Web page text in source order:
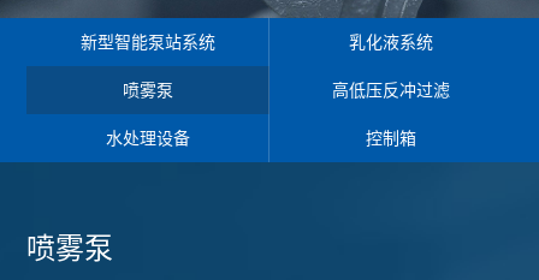
新型智能泵站系统 乳化液系统
喷雾泵 高低压反冲过滤
水处理设备 控制箱
喷雾泵